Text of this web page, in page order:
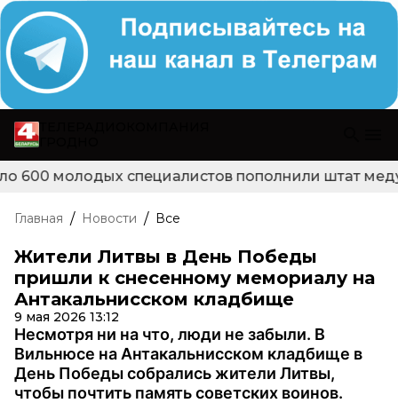
600 молодых специалистов пополнили штат
Главная / Новости / Все
Жители Литвы в День Победы
пришли к снесенному мемориалу на
Антакальнисском кладбище
9 мая 2026 13:12
Несмотря ни на что, люди не забыли. В
Вильнюсе на Антакальнисском кладбище в
День Победы собрались жители Литвы,
чтобы почтить память советских воинов.